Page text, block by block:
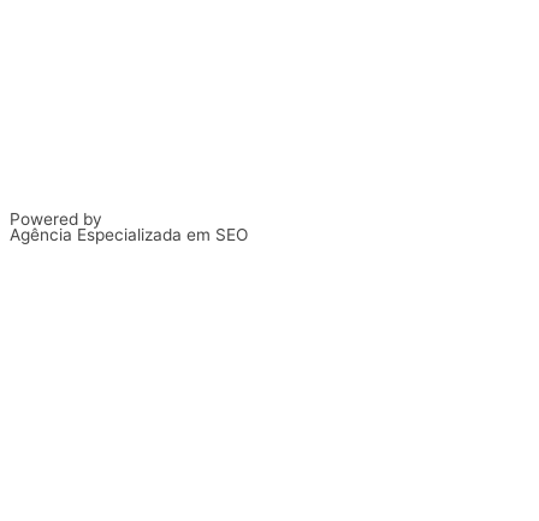
Powered by
Agência Especializada em SEO